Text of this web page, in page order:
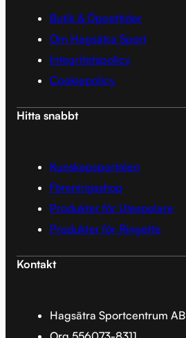
Butik & Öppettider
Om Hagsätra Sport
Integritetspolicy
Cookiepolicy
Hitta snabbt
Kunskapsportalen
Föreningsshop
Produkter för Utespelare
Produkter för Ringette
Kontakt
Hagsätra Sportcentrum AB